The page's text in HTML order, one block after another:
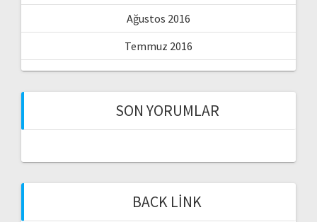
Ağustos 2016
Temmuz 2016
SON YORUMLAR
BACK LINK